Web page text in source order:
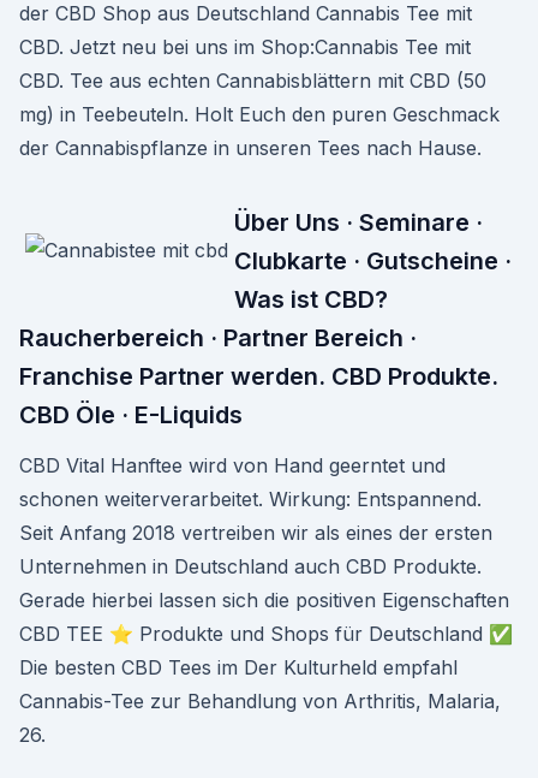
der CBD Shop aus Deutschland Cannabis Tee mit
CBD. Jetzt neu bei uns im Shop:Cannabis Tee mit
CBD. Tee aus echten Cannabisblättern mit CBD (50
mg) in Teebeuteln. Holt Euch den puren Geschmack
der Cannabispflanze in unseren Tees nach Hause.
Über Uns · Seminare ·
Clubkarte · Gutscheine ·
Was ist CBD?
Raucherbereich · Partner Bereich ·
Franchise Partner werden. CBD Produkte.
CBD Öle · E-Liquids
CBD Vital Hanftee wird von Hand geerntet und
schonen weiterverarbeitet. Wirkung: Entspannend.
Seit Anfang 2018 vertreiben wir als eines der ersten
Unternehmen in Deutschland auch CBD Produkte.
Gerade hierbei lassen sich die positiven Eigenschaften
CBD TEE ⭐ Produkte und Shops für Deutschland ✅
Die besten CBD Tees im Der Kulturheld empfahl
Cannabis-Tee zur Behandlung von Arthritis, Malaria,
26.